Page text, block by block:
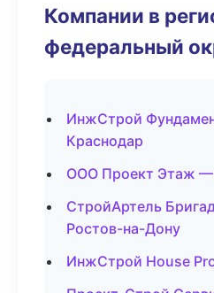
Компании в
федеральный
ИнжСтрой
Краснодар
ООО Проект Этаж
СтройАртель
Ростов-на-Дону
ИнжСтрой House